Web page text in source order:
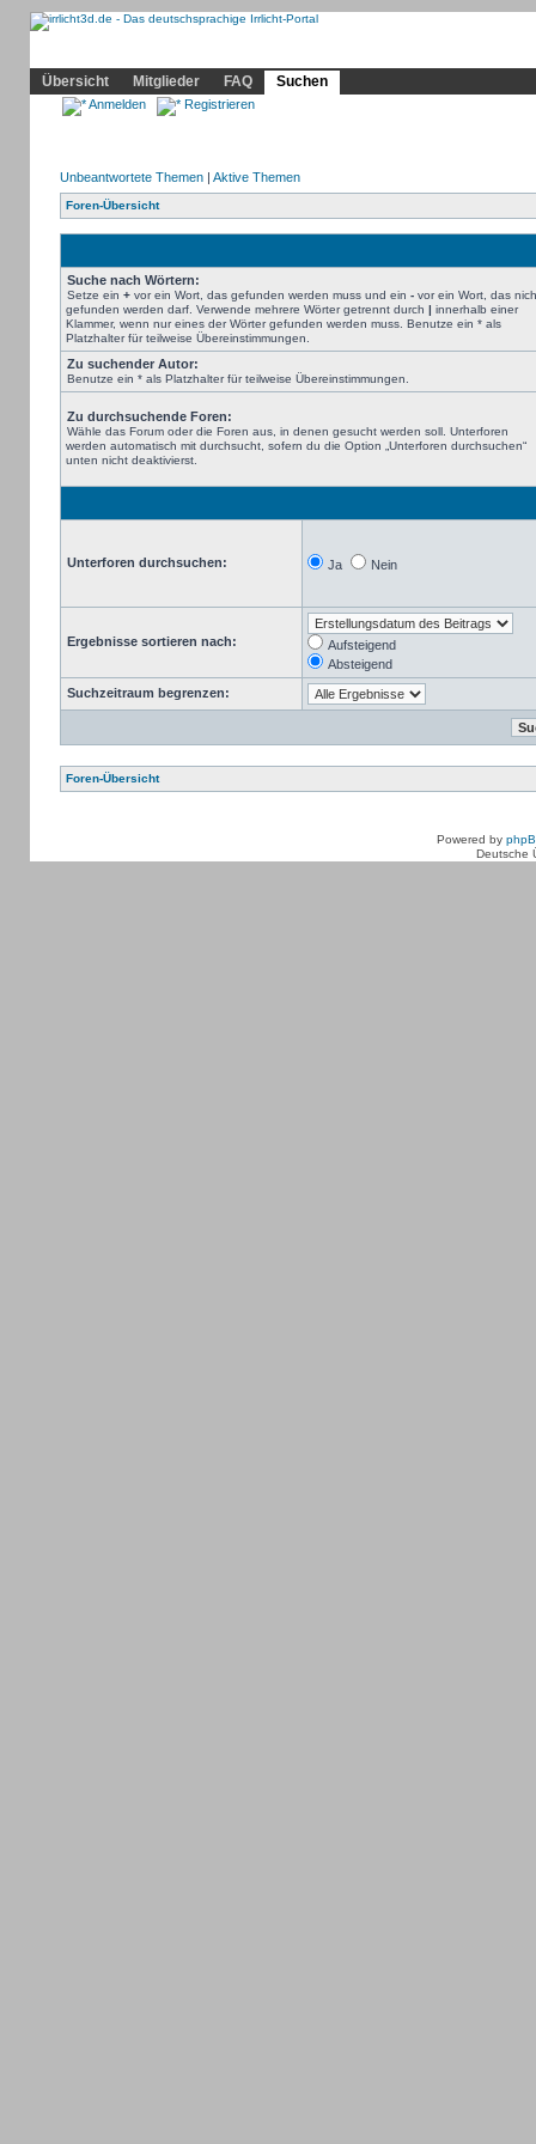
Übersicht
Mitglieder FAQ Suchen
Anmelden Registrieren
Unbeantwortete Themen| Aktive Themen
Foren-Übersicht
Suche nach Wörtern:
Setze ein +vor ein Wort, das gefunden werden muss und ein -vor ein Wort, das
gefunden werden darf. Verwende mehrere Wörter getrennt durch | innerhalb einer
Klammer, wenn nur eines der Wörter gefunden werden muss. Benutze ein * als
Platzhalter für teilweise Übereinstimmungen.
Zu suchender Autor:
Benutze ein * als Platzhalter für teilweise Übereinstimmungen.
Zu durchsuchende Foren:
Wähle das Forum oder die Foren aus, in denen gesucht werden soll. Unterforen
werden automatisch mit durchsucht, sofern du die Option „Unterforen durchsuchen“
unten nicht deaktivierst.
Unterforen durchsuchen: Ja Nein
Ergebnisse sortieren nach:
Aufsteigend
Absteigend
Suchzeitraum begrenzen:
Foren-Übersicht
Powered by
Deutsche